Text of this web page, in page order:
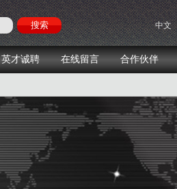
中文
英才诚聘 在线留言 合作伙伴